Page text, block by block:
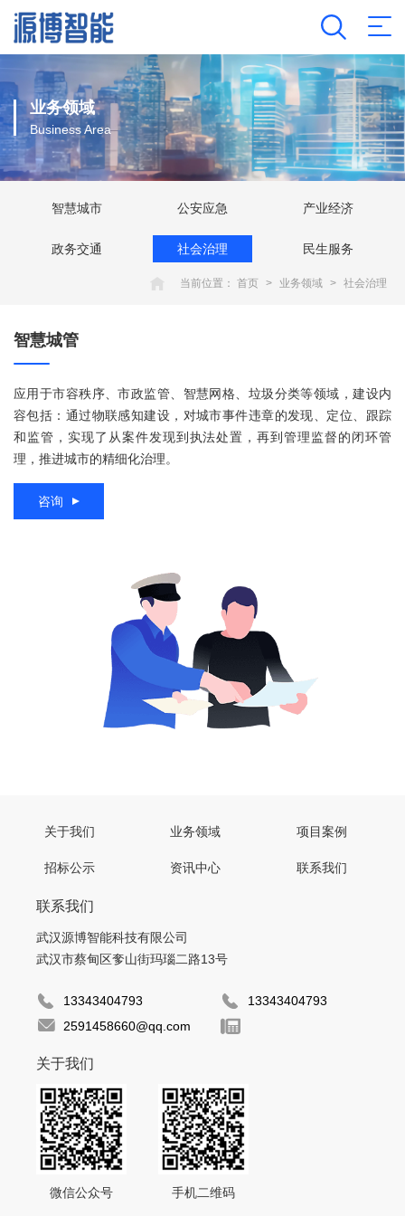
业务领域
Business Area
智慧城市 公安应急 产业经济
政务交通 社会治理 民生服务
当前位置： 首页 > 业务领域 > 社会治理
智慧城管
应用于市容秩序、市政监管、智慧网格、垃圾分类等领域，建设内
容包括：通过物联感知建设，对城市事件违章的发现、定位、跟踪
和监管，实现了从案件发现到执法处置，再到管理监督的闭环管
理，推进城市的精细化治理。
咨询
联系我们
武汉源博智能科技有限公司
武汉市蔡甸区奓山街玛瑙二路13号
13343404793
13343404793
2591458660@qq.com
关于我们 业务领域 项目案例
招标公示 资讯中心 联系我们
关于我们
微信公众号 手机二维码